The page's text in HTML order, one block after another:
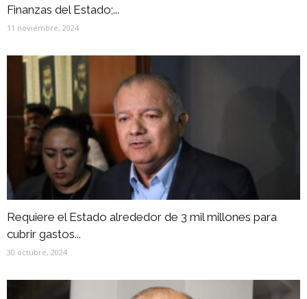
Finanzas del Estado;...
11 noviembre, 2024
Requiere el Estado alrededor de 3 mil millones para
cubrir gastos...
30 octubre, 2024